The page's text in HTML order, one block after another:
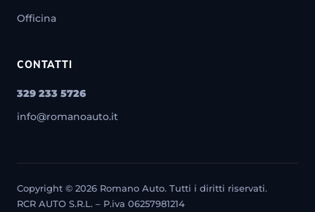
Officina
CONTATTI
329 233 5726
info@romanoauto.it
Copyright © 2026 Romano Auto. Tutti i diritti riservati.
RCR AUTO S.R.L. – P.iva 06257981214